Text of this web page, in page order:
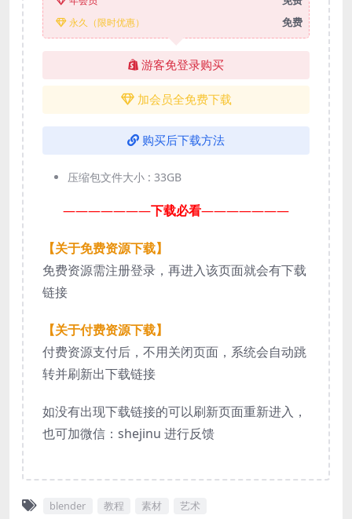
永久（限时优惠） 免费
游客免登录购买
加会员全免费下载
购买后下载方法
压缩包文件大小 : 33GB
———————下载必看———————
【关于免费资源下载】
免费资源需注册登录，再进入该页面就会有下载
链接
【关于付费资源下载】
付费资源支付后，不用关闭页面，系统会自动跳
转并刷新出下载链接
如没有出现下载链接的可以刷新页面重新进入，
也可加微信：shejinu 进行反馈
blender 教程 素材 艺术